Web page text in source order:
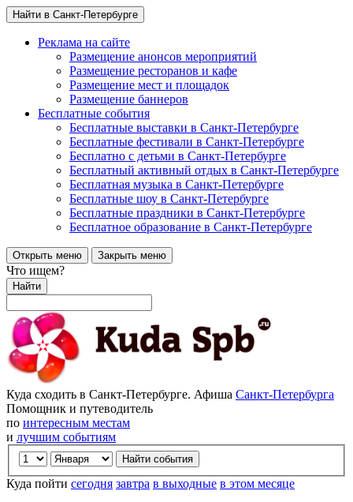
Найти в Санкт-Петербурге
Реклама на сайте
Размещение анонсов мероприятий
Размещение ресторанов и кафе
Размещение мест и площадок
Размещение баннеров
Бесплатные события
Бесплатные выставки в Санкт-Петербурге
Бесплатные фестивали в Санкт-Петербурге
Бесплатно с детьми в Санкт-Петербурге
Бесплатный активный отдых в Санкт-Петербурге
Бесплатная музыка в Санкт-Петербурге
Бесплатные шоу в Санкт-Петербурге
Бесплатные праздники в Санкт-Петербурге
Бесплатное образование в Санкт-Петербурге
Открыть меню Закрыть меню
Что ищем?
Найти
Куда сходить в Санкт-Петербурге. Афиша Санкт-Петербурга
Помощник и путеводитель
по интересным местам
и лучшим событиям
Куда пойти сегодня завтра в выходные в этом месяце